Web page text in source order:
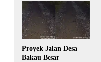
Proyek Jalan Desa
Bakau Besar